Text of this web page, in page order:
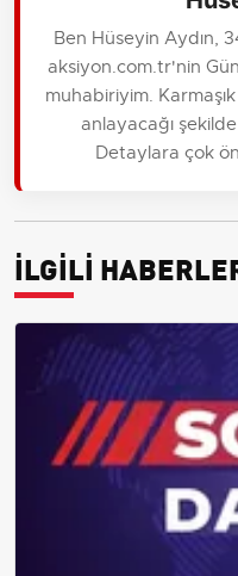
Ben Hüseyin Aydın,
aksiyon.com.tr'nin
muhabiriyim.
anlayacağı
Detaylara çok
İLGİLİ